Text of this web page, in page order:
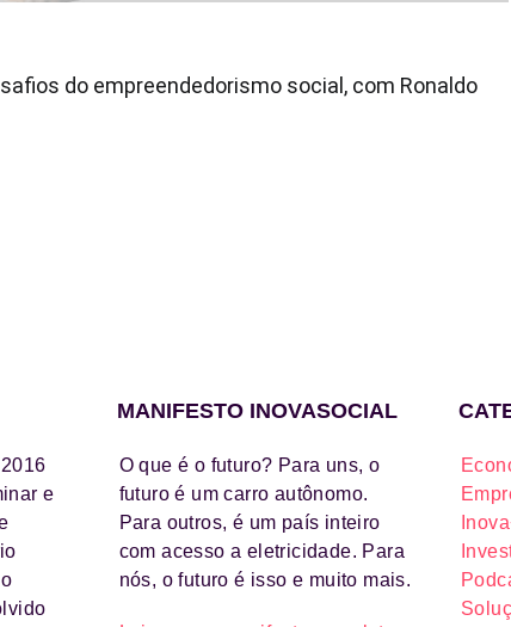
do empreendedorismo social, com Ronaldo
e
MANIFESTO INOVASOCIAL
O que é o futuro? Para uns, o
futuro é um carro autônomo.
Para outros, é um país inteiro
com acesso a eletricidade. Para
nós, o futuro é isso e muito mais.